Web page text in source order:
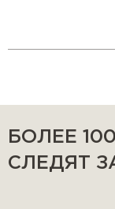
БОЛЕЕ
СЛЕДЯТ